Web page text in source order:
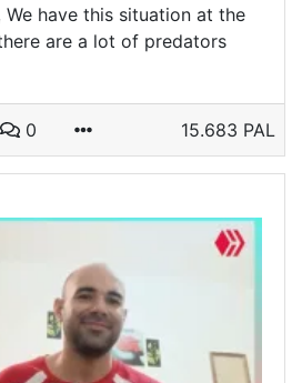
have this situation at the
are a lot of predators
0 15.683 PAL